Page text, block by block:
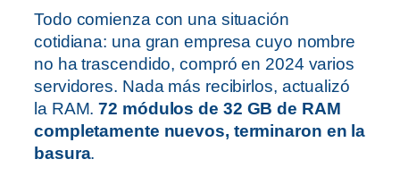
Todo comienza con una situación
cotidiana: una gran empresa cuyo nombre
no ha trascendido, compró en 2024 varios
servidores. Nada más recibirlos, actualizó
la RAM.72 módulos de 32 GB de RAM
completamente nuevos, terminaron en la
basura.